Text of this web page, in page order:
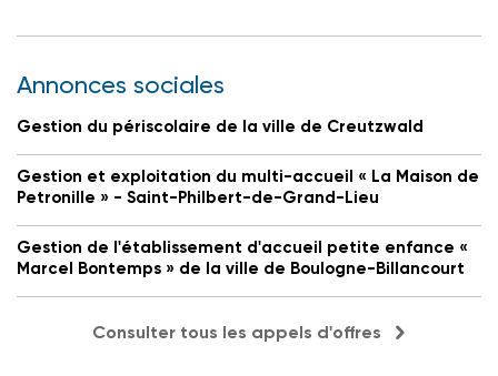
Annonces sociales
Gestion du périscolaire de la ville de Creutzwald
Gestion et exploitation du multi-accueil « La Maison de
Petronille » - Saint-Philbert-de-Grand-Lieu
Gestion de l'établissement d'accueil petite enfance «
Marcel Bontemps » de la ville de Boulogne-Billancourt
Consulter tous les appels d'offres